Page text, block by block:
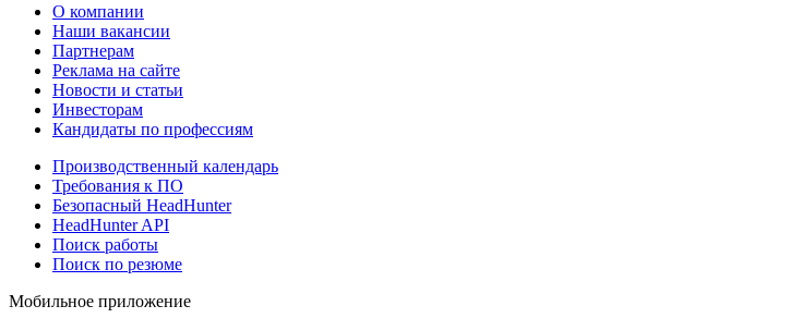
О компании
Наши вакансии
Партнерам
Реклама на сайте
Новости и статьи
Инвесторам
Кандидаты по профессиям
Производственный календарь
Требования к ПО
Безопасный HeadHunter
HeadHunter API
Поиск работы
Поиск по резюме
Мобильное приложение